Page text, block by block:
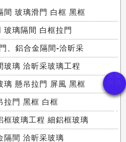
間 玻璃滑門 白框 黑框
玻璃隔間 白框拉門
、鋁合金隔間-洽昕采
玻璃 洽昕采玻璃工程
璃 懸吊拉門 屏風 黑框
拉門 黑框 白框
框玻璃工程 細鋁框玻璃
隔間 洽昕采玻璃